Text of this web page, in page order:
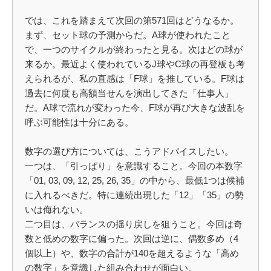
では、これを踏まえて次回の第571回はどうなるか。
まず、セット球の予測からだ。A球が使われたこと
で、一つのサイクルが終わったと見る。次はどの球が
来るか。最近よく使われているJ球やC球の再登板も考
えられるが、私の直感は「F球」を推している。F球は
過去に何度も高額当せんを演出してきた「仕事人」
だ。A球で流れが変わった今、F球が再び大きな波乱を
呼ぶ可能性は十分にある。
数字の選び方については、こうアドバイスしたい。
一つは、「引っぱり」を意識すること。今回の本数字
「01, 03, 09, 12, 25, 26, 35」の中から、最低1つは候補
に入れるべきだ。特に連続出現した「12」「35」の勢
いは侮れない。
二つ目は、バランスの揺り戻しを狙うこと。今回は奇
数と低めの数字に偏った。次回は逆に、偶数多め（4
個以上）や、数字の合計が140を超えるような「高め
の数字」を意識した組み合わせが面白い。